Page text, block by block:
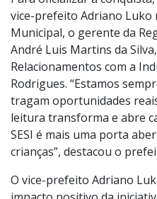
Para oficializar a
vice-prefeito Adriano Luko
Municipal, o gerente da
André Luis Martins da
Relacionamentos com a
Rodrigues. “Estamos
tragam oportunidades
leitura transforma e abre
SESI é mais uma porta
crianças”, destacou o
O vice-prefeito Adriano